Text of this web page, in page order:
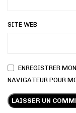
SITE WEB
ENREGISTRER
NAVIGATEUR POUR